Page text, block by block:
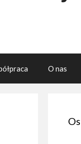
O nas